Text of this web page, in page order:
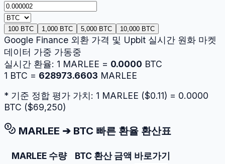
100 BTC 1,000 BTC 5,000 BTC 10,000 BTC
Google Finance 외환 가격 및 Upbit 실시간 원화 마켓
데이터 가중 가동중
실시간 환율: 1 MARLEE = 0.0000 BTC
1 BTC = 628973.6603 MARLEE
* 기준 정합 평가 가치: 1 MARLEE ($0.11) = 0.0000
BTC ($69,250)
MARLEE ➔ BTC 빠른 환율 환산표
MARLEE 수량 BTC 환산 금액 바로가기